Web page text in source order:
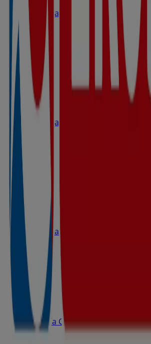
Avinguda dels Reis Catolics 51, Inca
195 m
Abierto
Eroski
Avinguda dels Reis Catòlics, Inca
Eroski
Avinguda Jaume I, 143, Inca
274 m
Eroski
Gran Vía Colón 61, Inca